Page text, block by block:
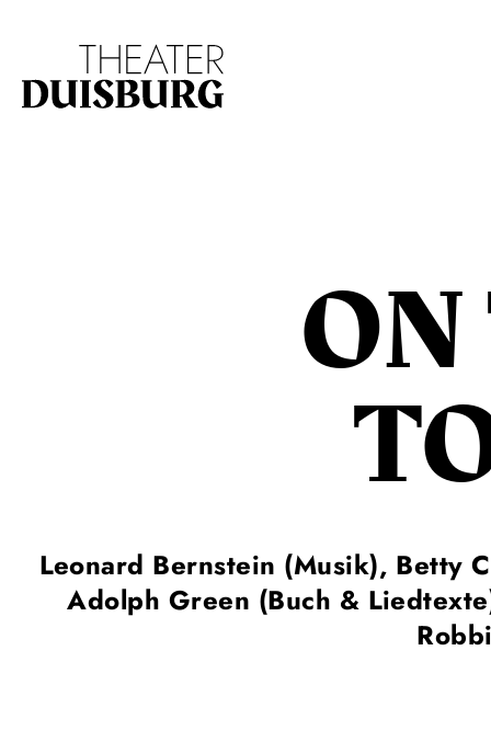
Leonard Bernstein (Musik), Betty
Adolph Green (Buch &